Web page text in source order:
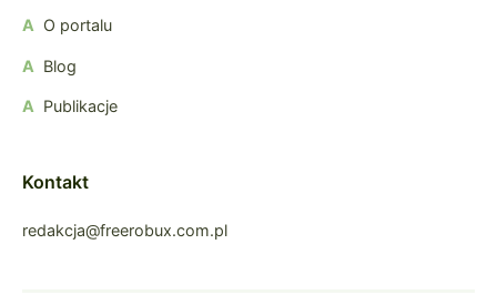
O portalu
Blog
Publikacje
Kontakt
redakcja@freerobux.com.pl